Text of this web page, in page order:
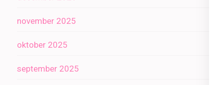
november 2025
oktober 2025
september 2025